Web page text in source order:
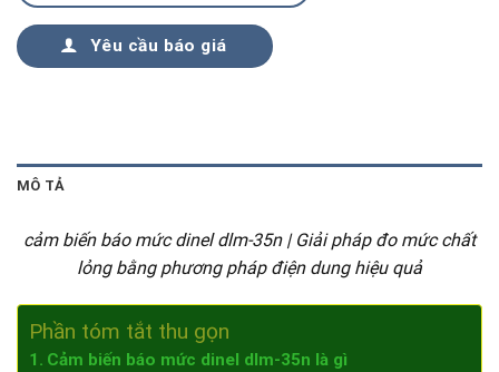
Yêu cầu báo giá
MÔ TẢ
cảm biến báo mức dinel dlm-35n | Giải pháp đo mức chất
lỏng bằng phương pháp điện dung hiệu quả
Phần tóm tắt thu gọn
Cảm biến báo mức dinel dlm-35n là gì